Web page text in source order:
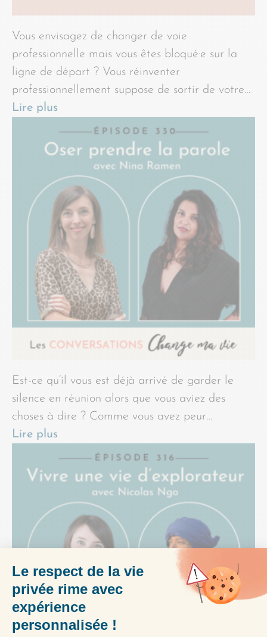
Vous envisagez de changer de voie
professionnelle mais vous êtes bloqué·e sur la
ligne de départ ? Vous réinventer
professionnellement suppose de sortir de votre…
Lire plus
Est-ce qu’il vous est déjà arrivé de garder le
silence en réunion alors que vous aviez des
choses à dire ? Comme vous avez peur…
Lire plus